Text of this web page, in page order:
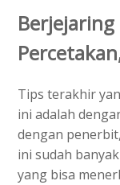
Tips terakhir
ini adalah
dengan
ini sudah
yang bisa